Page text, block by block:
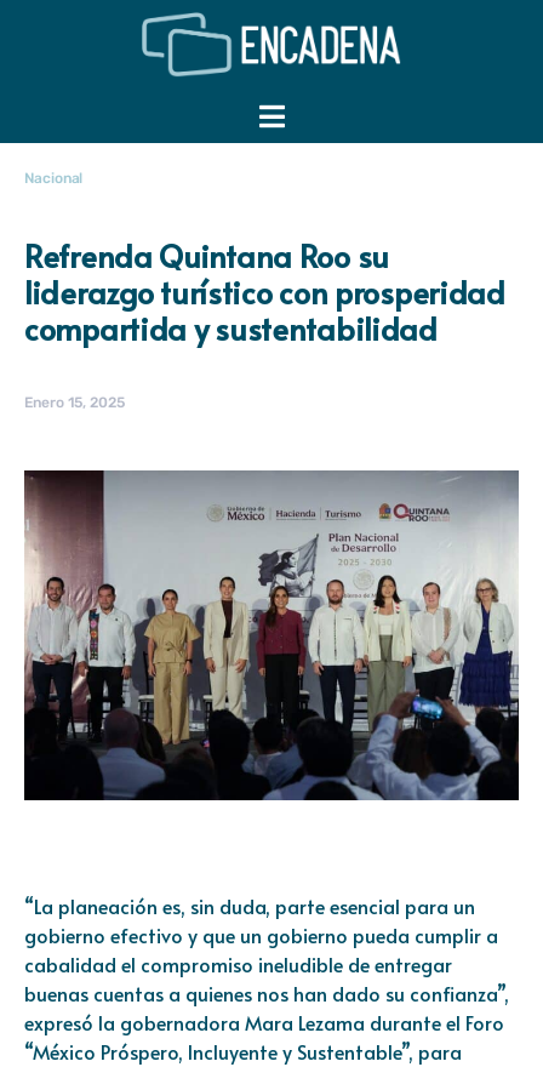
Nacional
Refrenda Quintana Roo su
liderazgo turístico con prosperidad
compartida y sustentabilidad
Enero 15, 2025
“La planeación es, sin duda, parte esencial para un
gobierno efectivo y que un gobierno pueda cumplir a
cabalidad el compromiso ineludible de entregar
buenas cuentas a quienes nos han dado su confianza”,
expresó la gobernadora Mara Lezama durante el Foro
“México Próspero, Incluyente y Sustentable”, para